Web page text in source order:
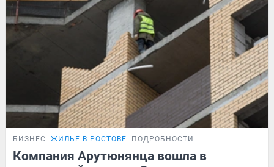
БИЗНЕС ЖИЛЬЕ В РОСТОВЕ ПОДРОБНОСТИ
Компания Арутюнянца вошла в